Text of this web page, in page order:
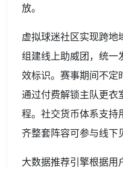
放。
虚拟球迷社区实现跨地
组建线上助威团，统一
效标识。赛事期间不定
通过付费解锁主队更衣
程。社交货币体系支持
齐整套阵容可参与线下
大数据推荐引擎根据用